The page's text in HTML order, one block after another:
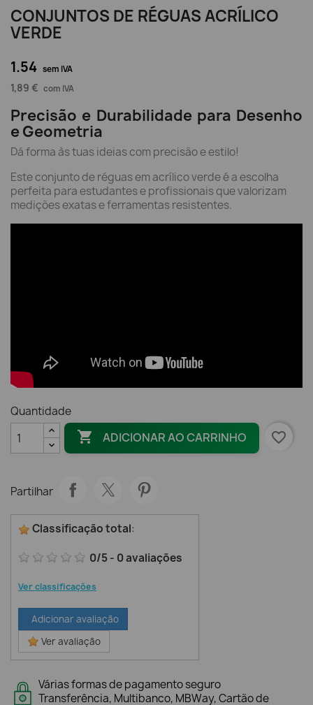
CONJUNTOS DE RÉGUAS ACRÍLICO
VERDE
1.54 sem IVA
1,89 € com IVA
Precisão e Durabilidade para Desenho
e Geometria
Dá forma às tuas ideias com precisão e estilo!
Este conjunto de réguas em acrílico verde é a escolha
perfeita para estudantes e profissionais que valorizam
medições exatas e ferramentas resistentes.
Quantidade
 ADICIONAR AO CARRINHO favorite_border
Partilhar
Classificação total:
0/5- 0avaliações
Ver classificações
Adicionar avaliação
Ver avaliação
Várias formas de pagamento seguro
Transferência, Multibanco, MBWay, Cartão de